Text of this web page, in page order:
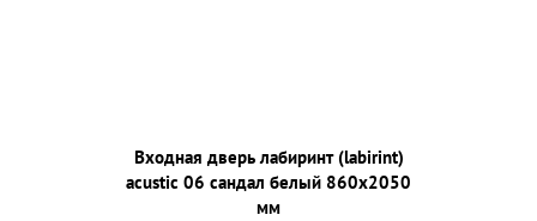
Входная дверь лабиринт (labirint)
acustic 06 сандал белый 860х2050
мм